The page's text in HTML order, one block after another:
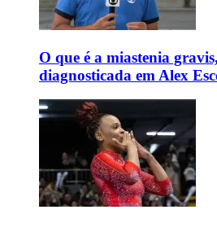
O que é a miastenia
diagnosticada em Alex